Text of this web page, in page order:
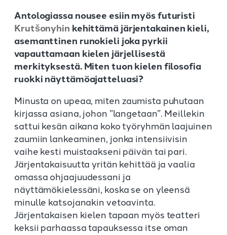
Antologiassa nousee esiin myös futuristi
Krutšonyhin kehittämä järjentakainen kieli,
asemanttinen runokieli joka pyrkii
vapauttamaan kielen järjellisestä
merkityksestä. Miten tuon kielen filosofia
ruokki näyttämöajatteluasi?
Minusta on upeaa, miten zaumista puhutaan
kirjassa asiana, johon ”langetaan”. Meillekin
sattui kesän aikana koko työryhmän laajuinen
zaumiin lankeaminen, jonka intensiivisin
vaihe kesti muistaakseni päivän tai pari.
Järjentakaisuutta yritän kehittää ja vaalia
omassa ohjaajuudessani ja
näyttämökielessäni, koska se on yleensä
minulle katsojanakin vetoavinta.
Järjentakaisen kielen tapaan myös teatteri
keksii parhaassa tapauksessa itse oman